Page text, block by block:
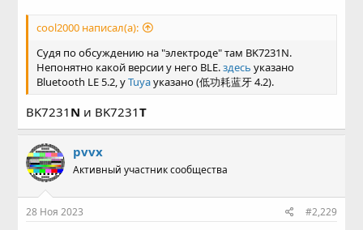
cool2000 написал(а):
Судя по обсуждению на "электроде" там BK7231N.
Непонятно какой версии у него BLE.здесь указано
Bluetooth LE 5.2, уTuyaуказано (低功耗蓝牙 4.2).
BK7231 N и BK7231T
pvvx
Активный участник сообщества
28 Ноя 2023 #2,229